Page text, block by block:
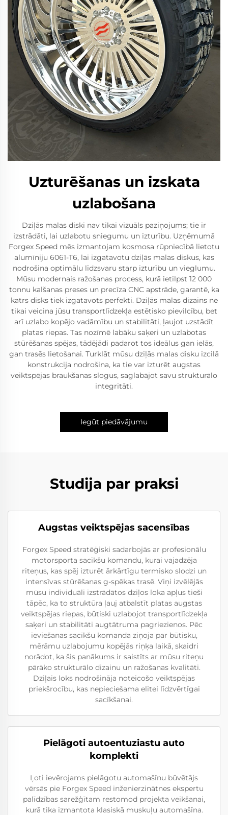
Uzturēšanas un izskata
uzlabošana
Dziļās malas diski nav tikai vizuāls paziņojums; tie ir
izstrādāti, lai uzlabotu sniegumu un izturību. Uzņēmumā
Forgex Speed mēs izmantojam kosmosa rūpniecībā lietotu
alumīniju 6061-T6, lai izgatavotu dziļās malas diskus, kas
nodrošina optimālu līdzsvaru starp izturību un vieglumu.
Mūsu modernais ražošanas process, kurā ietilpst 12 000
tonnu kalšanas preses un precīza CNC apstrāde, garantē, ka
katrs disks tiek izgatavots perfekti. Dziļās malas dizains ne
tikai veicina jūsu transportlīdzekļa estētisko pievilcību, bet
arī uzlabo kopējo vadāmību un stabilitāti, ļaujot uzstādīt
platas riepas. Tas nozīmē labāku saķeri un uzlabotas
stūrēšanas spējas, tādējādi padarot tos ideālus gan ielās,
gan trasēs lietošanai. Turklāt mūsu dziļās malas disku izcilā
konstrukcija nodrošina, ka tie var izturēt augstas
veiktspējas braukšanas slogus, saglabājot savu strukturālo
integritāti.
Iegūt piedāvājumu
Studija par praksi
Augstas veiktspējas sacensības
Forgex Speed stratēģiski sadarbojās ar profesionālu
motorsporta sacīkšu komandu, kurai vajadzēja
riteņus, kas spēj izturēt ārkārtīgu termisko slodzi un
intensīvas stūrēšanas g-spēkas trasē. Viņi izvēlējās
mūsu individuāli izstrādātos dziļos loka apļus tieši
tāpēc, ka to struktūra ļauj atbalstīt platas augstas
veiktspējas riepas, būtiski uzlabojot transportlīdzekļa
saķeri un stabilitāti augtātruma pagriezienos. Pēc
ieviešanas sacīkšu komanda ziņoja par būtisku,
mērāmu uzlabojumu kopējās riņķa laikā, skaidri
norādot, ka šis panākums ir saistīts ar mūsu riteņu
pārāko strukturālo dizainu un ražošanas kvalitāti.
Dziļais loks nodrošināja noteicošo veiktspējas
priekšrocību, kas nepieciešama elitei līdzvērtīgai
sacīkšanai.
Pielāgoti autoentuziastu auto
komplekti
Ļoti ievērojams pielāgotu automašīnu būvētājs
vērsās pie Forgex Speed inženierzinātnes ekspertu
palīdzības sarežģītam restomod projekta veikšanai,
kurā tika izmantota klasiskā muskuļu automašīna.